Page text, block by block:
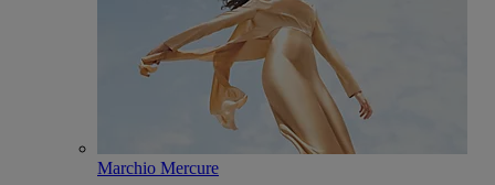
Marchio Mercure